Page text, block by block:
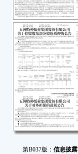
第B037版： 信息披露